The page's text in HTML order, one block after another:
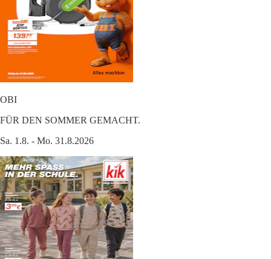
OBI
FÜR DEN SOMMER GEMACHT.
Sa. 1.8. - Mo. 31.8.2026